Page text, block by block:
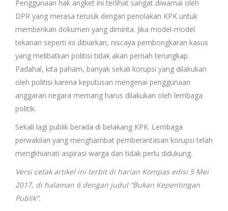
Penggunaan hak angket ini terlihat sangat diwarnai oleh
DPR yang merasa terusik dengan penolakan KPK untuk
memberikan dokumen yang diminta. Jika model-model
tekanan seperti ini dibiarkan, niscaya pembongkaran kasus
yang melibatkan politisi tidak akan pernah terungkap.
Padahal, kita paham, banyak sekali korupsi yang dilakukan
oleh politisi karena keputusan mengenai penggunaan
anggaran negara memang harus dilakukan oleh lembaga
politik.
Sekali lagi publik berada di belakang KPK. Lembaga
perwakilan yang menghambat pemberantasan korupsi telah
mengkhianati aspirasi warga dan tidak perlu didukung.
Versi cetak artikel ini terbit di harian Kompas edisi 5 Mei
2017, di halaman 6 dengan judul “Bukan Kepentingan
Publik”.